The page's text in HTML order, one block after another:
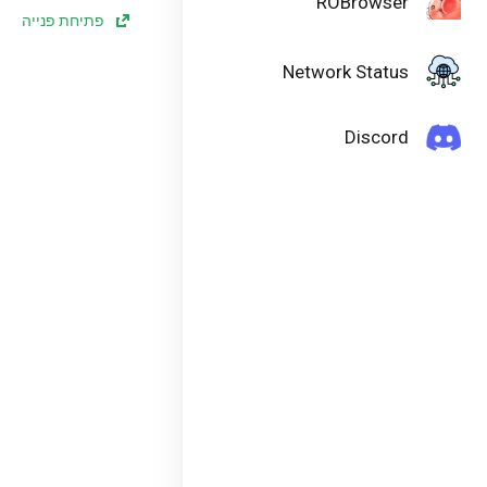
Network Status
Discord
פתיחת פנייה